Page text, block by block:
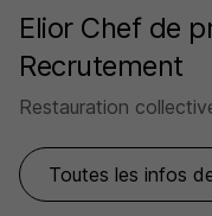
Elior Chef de
Recrutement
Restauration
Toutes les infos